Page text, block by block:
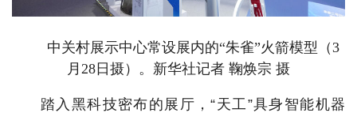
中关村展示中心常设展内的“朱雀”火箭模型（3
月28日摄）。新华社记者 鞠焕宗 摄
踏入黑科技密布的展厅，“天工”具身智能机器